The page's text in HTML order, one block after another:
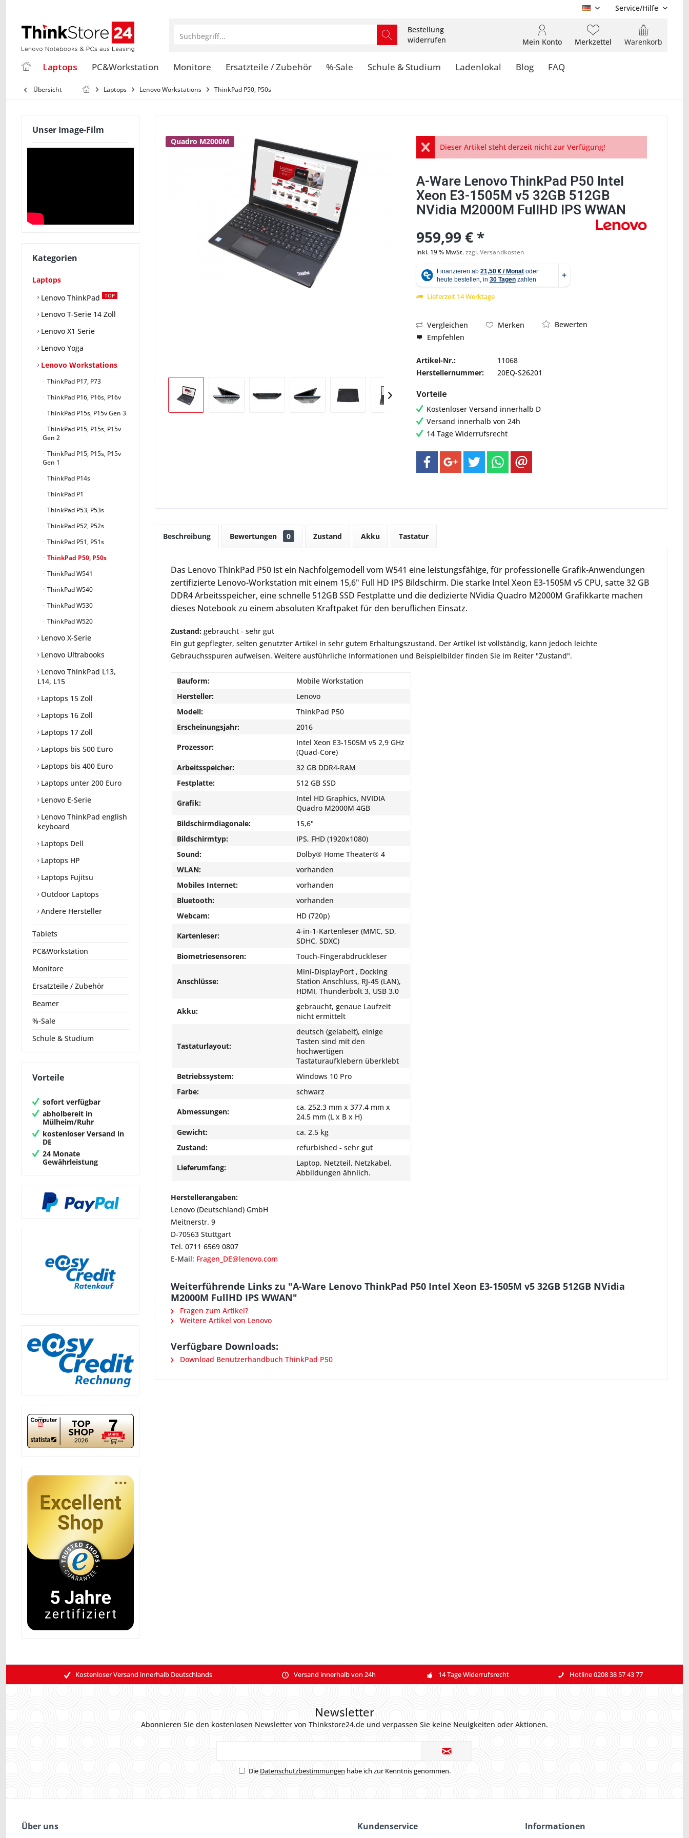
DE Service/Hilfe
Suchbegriff...
Bestellung
widerrufen
Warenkorb
Merkzettel
Mein Konto
Laptops PC&Workstation Monitore Ersatzteile / Zubehör %-Sale Schule & Studium Ladenlokal Blog FAQ
Übersicht Laptops Lenovo Workstations ThinkPad P50, P50s
Unser Image-Film
Kategorien
Laptops
Lenovo ThinkPad
TOP
Lenovo T-Serie 14 Zoll
Lenovo X1 Serie
Lenovo Yoga
Lenovo Workstations
ThinkPad P17, P73
ThinkPad P16, P16s, P16v
ThinkPad P15s, P15v Gen 3
ThinkPad P15, P15s, P15v
Gen 2
ThinkPad P15, P15s, P15v
Gen 1
ThinkPad P14s
ThinkPad P1
ThinkPad P53, P53s
ThinkPad P52, P52s
ThinkPad P51, P51s
ThinkPad P50, P50s
ThinkPad W541
ThinkPad W540
ThinkPad W530
ThinkPad W520
Lenovo X-Serie
Lenovo Ultrabooks
Lenovo ThinkPad L13,
L14, L15
Laptops 15 Zoll
Laptops 16 Zoll
Laptops 17 Zoll
Laptops bis 500 Euro
Laptops bis 400 Euro
Laptops unter 200 Euro
Lenovo E-Serie
Lenovo ThinkPad english
keyboard
Laptops Dell
Laptops HP
Laptops Fujitsu
Outdoor Laptops
Andere Hersteller
Tablets
PC&Workstation
Monitore
Ersatzteile / Zubehör
Beamer
%-Sale
Schule & Studium
Vorteile
sofort verfügbar
abholbereit in
Mülheim/Ruhr
kostenloser Versand in
DE
24 Monate
Gewährleistung
Quadro M2000M
Abbildung ähnlich
Dieser Artikel steht derzeit nicht zur Verfügung!
A-Ware Lenovo ThinkPad P50 Intel
Xeon E3-1505M v5 32GB 512GB
NVidia M2000M FullHD IPS WWAN
959,99 € *
inkl. 19 % MwSt.zzgl. Versandkosten
Lieferzeit 14 Werktage
Vergleichen Merken
Bewerten
Empfehlen
Artikel-Nr.:
11068
Herstellernummer:
20EQ-S26201
Vorteile
Kostenloser Versand innerhalb D
Versand innerhalb von 24h
14 Tage Widerrufsrecht
Beschreibung Bewertungen 0 Zustand Akku Tastatur
Das Lenovo ThinkPad P50 ist ein Nachfolgemodell vom W541 eine leistungsfähige, für professionelle Grafik-Anwendungen
zertifizierte Lenovo-Workstation mit einem 15,6" Full HD IPS Bildschirm. Die starke Intel Xeon E3-1505M v5 CPU, satte 32 GB
DDR4 Arbeitsspeicher, eine schnelle 512GB SSD Festplatte und die dedizierte NVidia Quadro M2000M Grafikkarte machen
dieses Notebook zu einem absoluten Kraftpaket für den beruflichen Einsatz.
Zustand: gebraucht - sehr gut
Ein gut gepflegter, selten genutzter Artikel in sehr gutem Erhaltungszustand. Der Artikel ist vollständig, kann jedoch leichte
Gebrauchsspuren aufweisen. Weitere ausführliche Informationen und Beispielbilder finden Sie im Reiter "Zustand".
Bauform:
Mobile Workstation
Hersteller:
Lenovo
Modell:
ThinkPad P50
Erscheinungsjahr:
2016
Prozessor:
Intel Xeon E3-1505M v5 2,9 GHz
(Quad-Core)
Arbeitsspeicher:
32 GB DDR4-RAM
Festplatte:
512 GB SSD
Grafik:
Intel HD Graphics, NVIDIA
Quadro M2000M 4GB
Bildschirmdiagonale:
15,6"
Bildschirmtyp:
IPS, FHD (1920x1080)
Sound:
Dolby® Home Theater® 4
WLAN:
vorhanden
Mobiles Internet:
vorhanden
Bluetooth:
vorhanden
Webcam:
HD (720p)
Kartenleser:
4-in-1-Kartenleser (MMC, SD,
SDHC, SDXC)
Biometriesensoren:
Touch-Fingerabdruckleser
Anschlüsse:
Mini-DisplayPort , Docking
Station Anschluss, RJ-45 (LAN),
HDMI, Thunderbolt 3, USB 3.0
Akku:
gebraucht, genaue Laufzeit
nicht ermittelt
Tastaturlayout:
deutsch (gelabelt), einige
Tasten sind mit den
hochwertigen
Tastaturaufklebern überklebt
Betriebssystem:
Windows 10 Pro
Farbe:
schwarz
Abmessungen:
ca. 252.3 mm x 377.4 mm x
24.5 mm (L x B x H)
Gewicht:
ca. 2.5 kg
Zustand:
refurbished - sehr gut
Lieferumfang:
Laptop, Netzteil, Netzkabel.
Abbildungen ähnlich.
Herstellerangaben:
Lenovo (Deutschland) GmbH
Meitnerstr. 9
D-70563 Stuttgart
Tel. 0711 6569 0807
E-Mail: Fragen_DE@lenovo.com
Weiterführende Links zu "A-Ware Lenovo ThinkPad P50 Intel Xeon E3-1505M v5 32GB 512GB NVidia
M2000M FullHD IPS WWAN"
Fragen zum Artikel?
Weitere Artikel von Lenovo
Verfügbare Downloads:
Download Benutzerhandbuch ThinkPad P50
Kostenloser Versand innerhalb Deutschlands Versand innerhalb von 24h 14 Tage Widerrufsrecht Hotline 0208 38 57 43 77
Newsletter
Abonnieren Sie den kostenlosen Newsletter von Thinkstore24.de und verpassen Sie keine Neuigkeiten oder Aktionen.
Die Datenschutzbestimmungen habe ich zur Kenntnis genommen.
Über uns Kundenservice Informationen